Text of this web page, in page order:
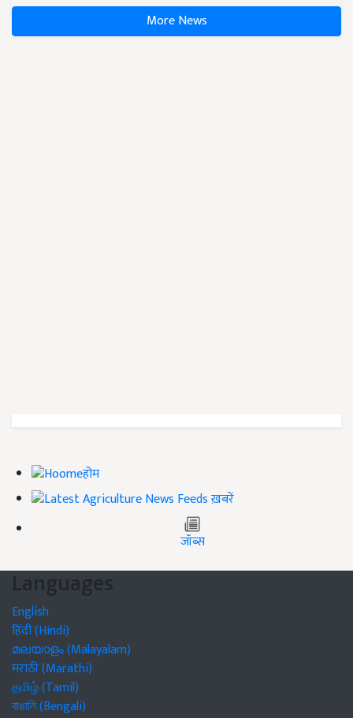
More News
होम
ख़बरें
जॉब्स
Languages
English
हिंदी (Hindi)
മലയാളം (Malayalam)
मराठी (Marathi)
தமிழ் (Tamil)
বাঙালি (Bengali)